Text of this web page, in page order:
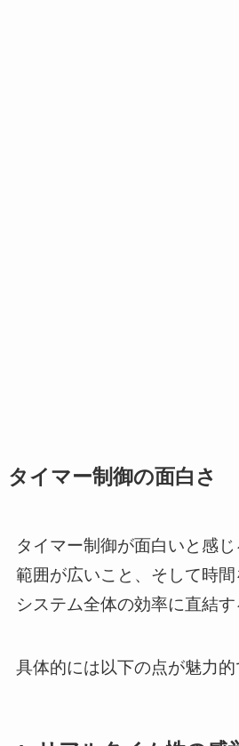
タイマー制御の面白さ
タイマー制御が面白いと感
範囲が広いこと、そして時
システム全体の効率に直結す
具体的には以下の点が魅力的